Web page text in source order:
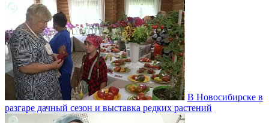
В Новосибирске в
разгаре дачный сезон и выставка редких растений